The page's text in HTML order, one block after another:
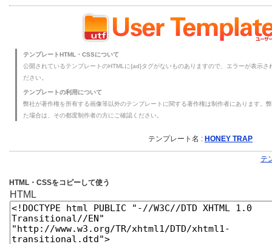
テンプレートHTML・CSSについて
公開されているテンプレートのHTMLに{ad}タグがないものありますので、エラーが表示
ださい。
テンプレートの利用について
弊社が著作権を所有する画像等以外のテンプレートに関する著作権は制作者にあります。
た場合は、その都度制作者の方にご確認ください。
テンプレート名 : HONEY TRAP
テ
HTML・CSSをコピーして使う
HTML